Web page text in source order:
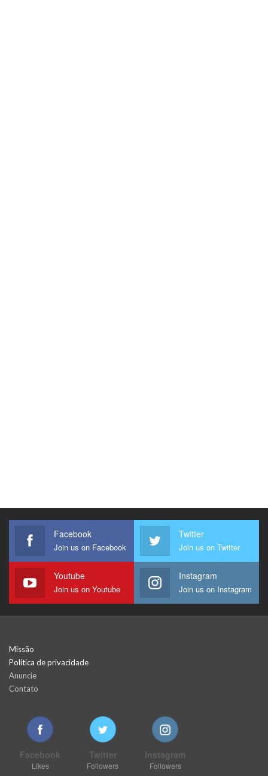
Facebook
Join us on Facebook
Twitter
Join us on Twitter
Youtube
Join us on Youtube
Instagram
Join us on Instagram
Missão
Política de privacidade
Anuncie
Contato
Facebook
Likes
Twitter
Followers
Instagram
Followers